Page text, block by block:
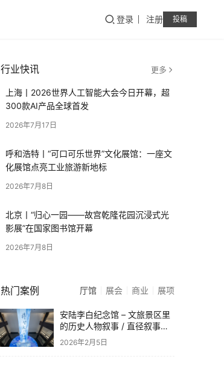
登录 注册 投稿
行业快讯 更多
上海丨2026世界人工智能大会今日开幕，超
300款AI产品全球首发
2026年7月17日
呼和浩特丨“可口可乐世界”文化展馆：一座文
化展馆点亮工业旅游新地标
2026年7月8日
北京丨“归心一园——故宫乾隆花园沉浸式光
影展”在国家图书馆开幕
2026年7月8日
热门案例 厅馆 展会 商业 展项
安陆李白纪念馆 – 文旅景区里
的历史人物叙事 / 直径叙事设
计
2026年2月5日